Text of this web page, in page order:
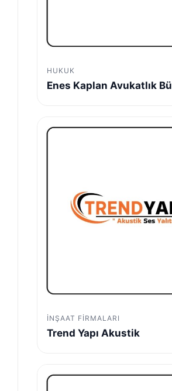
HUKUK
Enes Kaplan Avukatlık
İNŞAAT FIRMALARI
Trend Yapı Akustik